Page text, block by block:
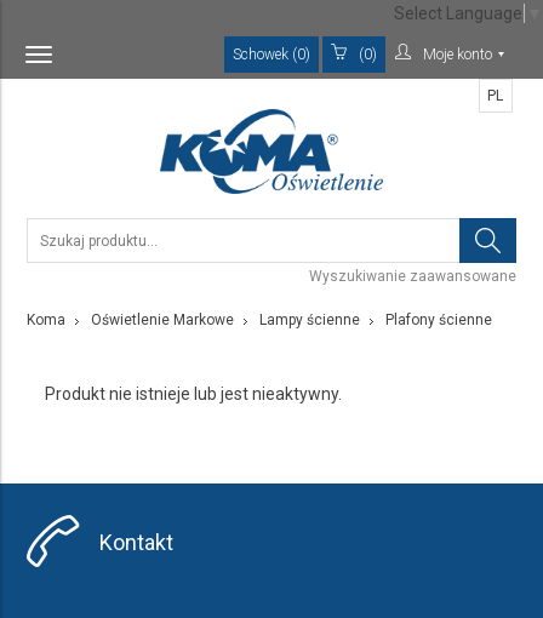
Toggle
navigation
Schowek (0) (0) Moje konto
Wyszukiwanie zaawansowane
PL
Koma Oświetlenie Markowe Lampy ścienne Plafony ścienne
Produkt nie istnieje lub jest nieaktywny.
Kontakt
Select Language